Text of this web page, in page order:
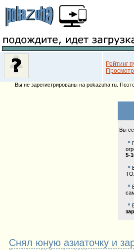
Рейтинг
Вы не зарегистрированы на pokazuha.ru.
Вы
5-
Снял юную азиаточку и